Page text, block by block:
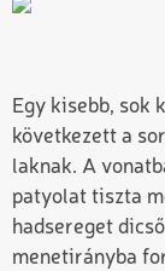
Egy kisebb, sok
következett a
laknak. A
patyolat tiszta
hadsereget
menetirányba